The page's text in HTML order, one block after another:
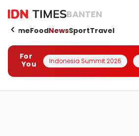
BANTEN
HomeFoodNewsSportTravel
For
You
Indonesia Summit 2026